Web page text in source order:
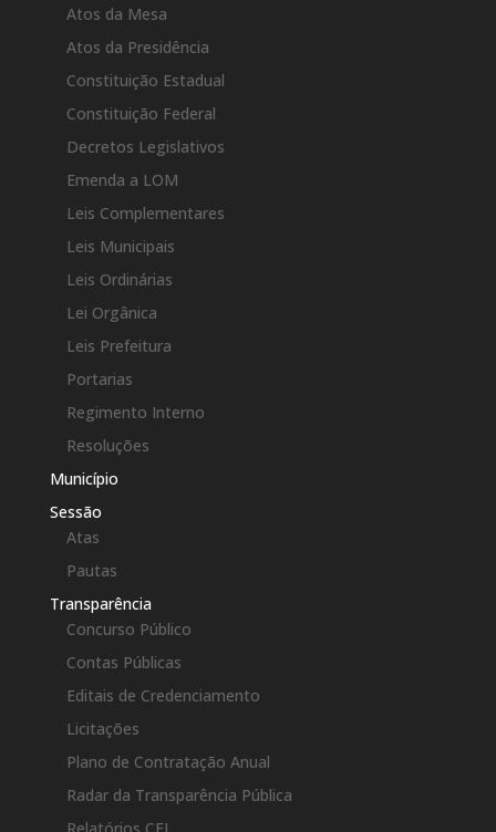
Atos da Mesa
Atos da Presidência
Constituição Estadual
Constituição Federal
Decretos Legislativos
Emenda a LOM
Leis Complementares
Leis Municipais
Leis Ordinárias
Lei Orgânica
Leis Prefeitura
Portarias
Regimento Interno
Resoluções
Município
Sessão
Atas
Pautas
Transparência
Concurso Público
Contas Públicas
Editais de Credenciamento
Licitações
Plano de Contratação Anual
Radar da Transparência Pública
Relatórios CEI